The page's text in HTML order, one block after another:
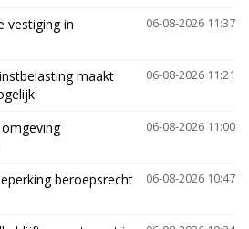
06-08-2026 11:37
vestiging in
06-08-2026 11:21
maakt
06-08-2026 11:00
06-08-2026 10:47
beroepsrecht